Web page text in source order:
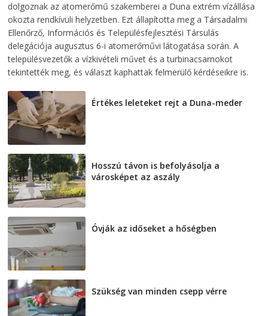
dolgoznak az atomerőmű szakemberei a Duna extrém vízállása
okozta rendkívüli helyzetben. Ezt állapította meg a Társadalmi
Ellenőrző, Információs és Településfejlesztési Társulás
delegációja augusztus 6-i atomerőművi látogatása során. A
településvezetők a vízkivételi művet és a turbinacsarnokot
tekintették meg, és választ kaphattak felmerülő kérdéseikre is.
Értékes leleteket rejt a Duna-meder
Hosszú távon is befolyásolja a
városképet az aszály
Óvják az időseket a hőségben
Szükség van minden csepp vérre